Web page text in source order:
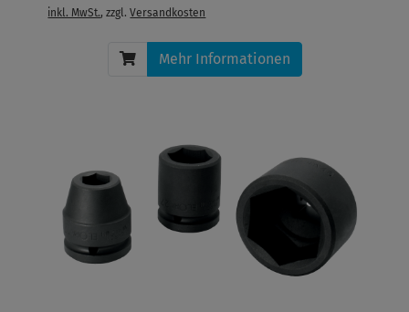
inkl. MwSt., zzgl.Versandkosten
Mehr Informationen